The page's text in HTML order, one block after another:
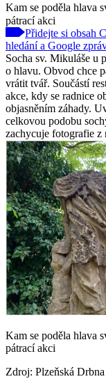
Kam se poděla hlava
pátrací akci
Přidejte si obsah
hledání a Google
Socha sv. Mikuláše u
o hlavu. Obvod chce
vrátit tvář. Součástí
akce, kdy se radnice
objasněním záhady.
celkovou podobu
zachycuje fotografie z
Kam se poděla hlava
pátrací akci
Zdroj: Plzeňská